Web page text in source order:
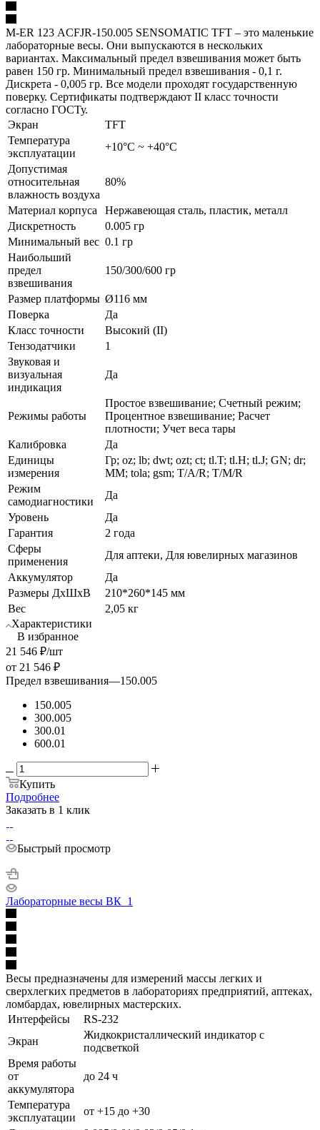
M-ER 123 АCFJR-150.005 SENSOMATIC TFT – это маленькие
лабораторные весы. Они выпускаются в нескольких
вариантах. Максимальный предел взвешивания может быть
равен 150 гр. Минимальный предел взвешивания - 0,1 г.
Дискрета - 0,005 гр. Все модели проходят государственную
поверку. Сертификаты подтверждают II класс точности
согласно ГОСТу.
Экран
TFT
Температура
эксплуатации
+10°С ~ +40°С
Допустимая
относительная
влажность воздуха
80%
Материал корпуса
Нержавеющая сталь, пластик, металл
Дискретность
0.005 гр
Минимальный вес 0.1 гр
Наибольший
предел
взвешивания
150/300/600 гр
Размер платформы Ø116 мм
Поверка
Да
Класс точности
Высокий (II)
Тензодатчики
1
Звуковая и
визуальная
индикация
Да
Режимы работы
Простое взвешивание; Счетный режим;
Процентное взвешивание; Расчет
плотности; Учет веса тары
Калибровка
Да
Единицы
измерения
Гр; oz; lb; dwt; ozt; ct; tl.T; tl.H; tl.J; GN; dr;
MM; tola; gsm; T/A/R; T/M/R
Режим
самодиагностики
Да
Уровень
Да
Гарантия
2 года
Сферы
применения
Для аптеки, Для ювелирных магазинов
Аккумулятор
Да
Размеры ДхШхВ
210*260*145 мм
Вес
2,05 кг
Характеристики
В избранное
21 546 ₽/шт
от 21 546 ₽
Предел взвешивания—150.005
150.005
300.005
300.01
600.01
Купить
Подробнее
Заказать в 1 клик
Быстрый просмотр
Лабораторные весы ВК_1
Весы предназначены для измерений массы легких и
сверхлегких предметов в лабораториях предприятий, аптеках,
ломбардах, ювелирных мастерских.
Интерфейсы
RS-232
Экран
Жидкокристаллический индикатор с
подсветкой
Время работы
от
аккумулятора
до 24 ч
Температура
эксплуатации
от +15 до +30